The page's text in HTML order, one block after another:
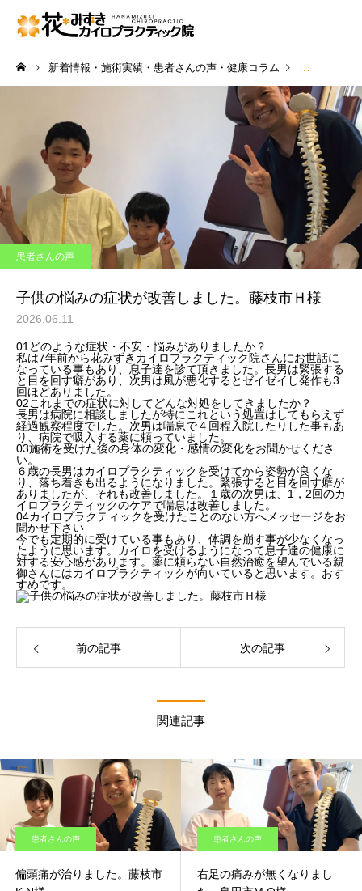
新着情報・施術実績・患者さんの声・健康コラム 患者さんの声
患者さんの声
子供の悩みの症状が改善しました。藤枝市Ｈ様
2026.06.11
01 どのような症状・不安・悩みがありましたか？
私は7年前から花みずきカイロプラクティック院さんにお世話に
なっている事もあり、息子達を診て頂きました。長男は緊張する
と目を回す癖があり、次男は風が悪化するとゼイゼイし発作も3
回ほどありました。
02これまでの症状に対してどんな対処をしてきましたか？
長男は病院に相談しましたが特にこれという処置はしてもらえず
経過観察程度でした。次男は喘息で４回程入院したりした事もあ
り、病院で吸入する薬に頼っていました。
03施術を受けた後の身体の変化・感情の変化をお聞かせくださ
い。
６歳の長男はカイロプラクティックを受けてから姿勢が良くな
り、落ち着きも出るようになりました。緊張すると目を回す癖が
ありましたが、それも改善しました。１歳の次男は、1，2回のカ
イロプラクティックのケアで喘息は改善しました。
04カイロプラクティックを受けたことのない方へメッセージをお
聞かせ下さい
今でも定期的に受けている事もあり、体調を崩す事が少なくなっ
たように思います。カイロを受けるようになって息子達の健康に
対する安心感があります。薬に頼らない自然治癒を望んでいる親
御さんにはカイロプラクティックが向いていると思います。おす
すめです。
前の記事 次の記事
関連記事
患者さんの声
偏頭痛が治りました。藤枝市
患者さんの声
右足の痛みが無くなりまし